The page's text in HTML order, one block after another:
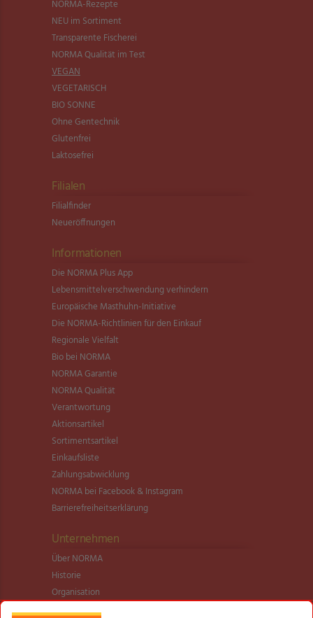
NORMA-Rezepte
NEU im Sortiment
Transparente Fischerei
NORMA Qualität im Test
VEGAN
VEGETARISCH
BIO SONNE
Ohne Gentechnik
Glutenfrei
Laktosefrei
Filialen
Filialfinder
Neueröffnungen
Informationen
Die NORMA Plus App
Lebensmittel­verschwendung verhindern
Europäische Masthuhn-Initiative
Die NORMA-Richtlinien für den Einkauf
Regionale Vielfalt
Bio bei NORMA
NORMA Garantie
NORMA Qualität
Verantwortung
Aktionsartikel
Sortimentsartikel
Einkaufsliste
Zahlungsabwicklung
NORMA bei Facebook & Instagram
Barrierefreiheitserklärung
Unternehmen
Über NORMA
Historie
Organisation
International